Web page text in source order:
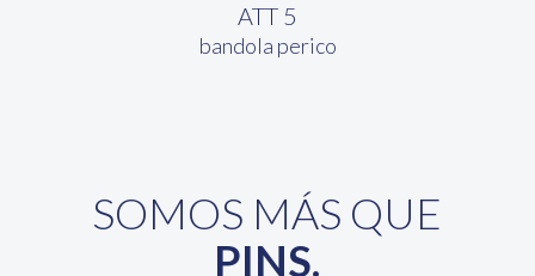
ATT 5
bandola perico
SOMOS MÁS QUE
PINS.